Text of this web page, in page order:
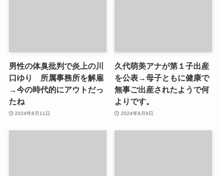
男性の体臭批判で炎上の川
口ゆり 所属事務所を解雇
→今の時代的にアウトだっ
たね
2024年8月11日
久代萌美アナが第１子出産
を公表→母子ともに健康で
無事ご出産されたようで何
よりです。
2024年8月9日